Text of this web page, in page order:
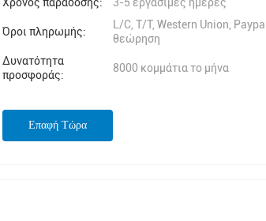
Όροι πληρωμής:
L/C, T/T, Western Union, Paypal,
θεώρηση
Δυνατότητα
προσφοράς:
8000 κομμάτια το μήνα
Επαφή Τώρα